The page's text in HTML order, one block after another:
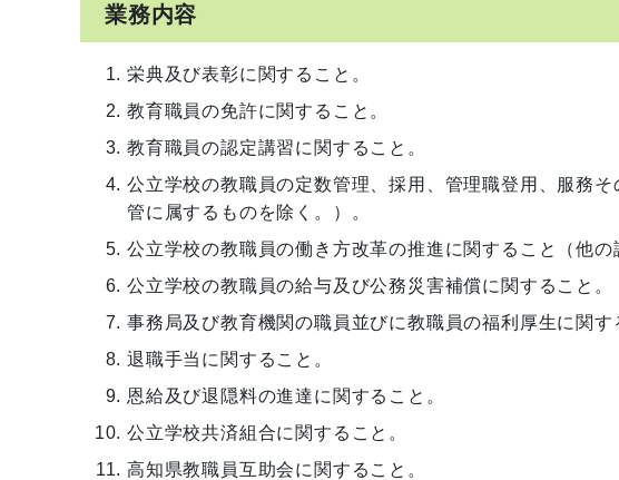
業務内容
栄典及び表彰に関すること。
教育職員の免許に関すること。
教育職員の認定講習に関すること。
公立学校の教職員の定数管理、採用、管理職登用、服務
管に属するものを除く。）。
公立学校の教職員の働き方改革の推進に関すること（他の
公立学校の教職員の給与及び公務災害補償に関すること。
事務局及び教育機関の職員並びに教職員の福利厚生に関す
退職手当に関すること。
恩給及び退隠料の進達に関すること。
公立学校共済組合に関すること。
高知県教職員互助会に関すること。